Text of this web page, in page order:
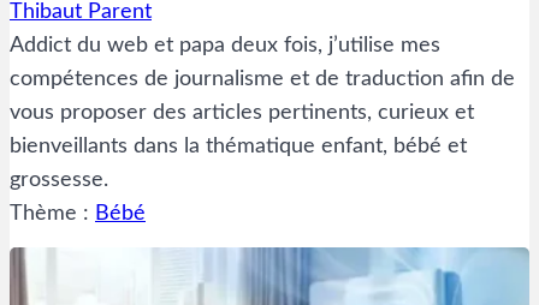
Thibaut Parent
Addict du web et papa deux fois, j’utilise mes
compétences de journalisme et de traduction afin de
vous proposer des articles pertinents, curieux et
bienveillants dans la thématique enfant, bébé et
grossesse.
Thème : Bébé